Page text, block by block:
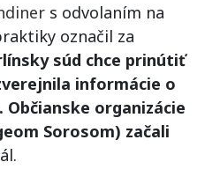
s odvolaním na
označil za
súd chce prinútiť
informácie o
Občianske organizácie
Sorosom) začali